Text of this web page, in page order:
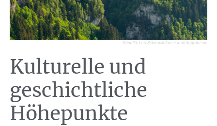
Titelbild: Leo Schindzielorz – leofotografie.de
Kulturelle und
geschichtliche
Höhepunkte